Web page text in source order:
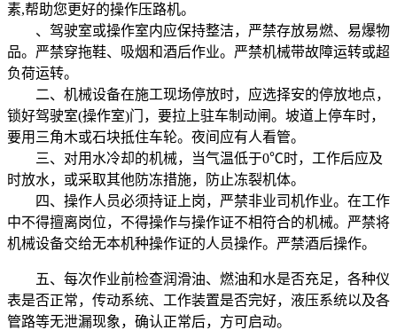
素,帮助您更好的操作压路机。
、驾驶室或操作室内应保持整洁，严禁存放易燃、易爆物
品。严禁穿拖鞋、吸烟和酒后作业。严禁机械带故障运转或超
负荷运转。
二、机械设备在施工现场停放时，应选择安的停放地点，
锁好驾驶室(操作室)门，要拉上驻车制动闸。坡道上停车时，
要用三角木或石块抵住车轮。夜间应有人看管。
三、对用水冷却的机械，当气温低于0℃时，工作后应及
时放水，或采取其他防冻措施，防止冻裂机体。
四、操作人员必须持证上岗，严禁非业司机作业。在工作
中不得擅离岗位，不得操作与操作证不相符合的机械。严禁将
机械设备交给无本机种操作证的人员操作。严禁酒后操作。
五、每次作业前检查润滑油、燃油和水是否充足，各种仪
表是否正常，传动系统、工作装置是否完好，液压系统以及各
管路等无泄漏现象，确认正常后，方可启动。